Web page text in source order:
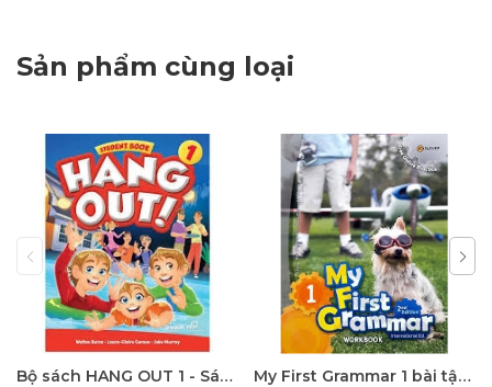
Sản phẩm cùng loại
Bộ sách HANG OUT 1 - Sách học tiếng Anh giao tiếp dành cho học sinh tiểu học My First Grammar 1 bài tập 2nd Edition